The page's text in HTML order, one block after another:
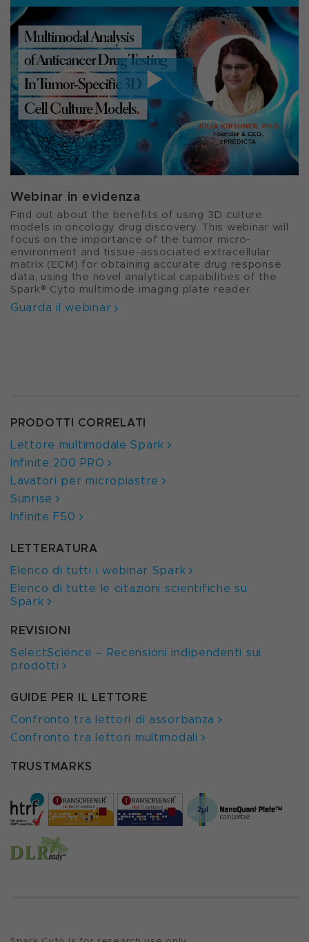
Webinar in evidenza
Find out about the benefits of using 3D culture
models in oncology drug discovery. This webinar will
focus on the importance of the tumor micro-
environment and tissue-associated extracellular
matrix (ECM) for obtaining accurate drug response
data, using the novel analytical capabilities of the
Spark® Cyto multimode imaging plate reader.
Guarda il webinar
PRODOTTI CORRELATI
Lettore multimodale Spark
Infinite 200 PRO
Lavatori per micropiastre
Sunrise
Infinite F50
LETTERATURA
Elenco di tutti i webinar Spark
Elenco di tutte le citazioni scientifiche su
Spark
REVISIONI
SelectScience – Recensioni indipendenti sui
prodotti
GUIDE PER IL LETTORE
Confronto tra lettori di assorbanza
Confronto tra lettori multimodali
TRUSTMARKS